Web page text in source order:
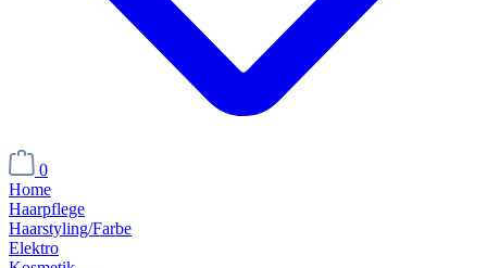
0
Home
Haarpflege
Haarstyling/Farbe
Elektro